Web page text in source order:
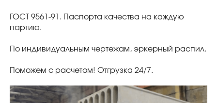
ГОСТ 9561-91. Паспорта качества на каждую
партию.
По индивидуальным чертежам, эркерный распил.
Поможем с расчетом! Отгрузка 24/7.